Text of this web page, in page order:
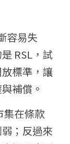
容易失
RSL，試
標準，讓
補償。
集在條款
；反過來